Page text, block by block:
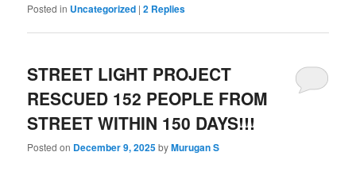
Posted in Uncategorized |2 Replies
STREET LIGHT PROJECT
RESCUED 152 PEOPLE FROM
STREET WITHIN 150 DAYS!!!
Posted on December 9, 2025byMurugan S